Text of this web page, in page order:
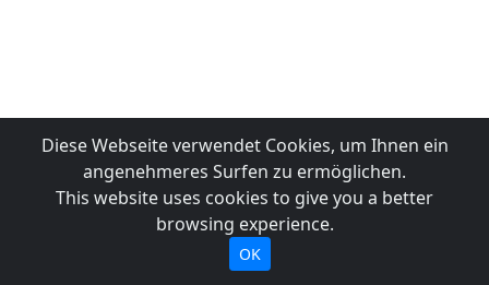
Diese Webseite verwendet Cookies, um Ihnen ein
angenehmeres Surfen zu ermöglichen.
This website uses cookies to give you a better
browsing experience.
OK